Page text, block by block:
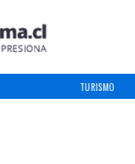
TENDENCIAS